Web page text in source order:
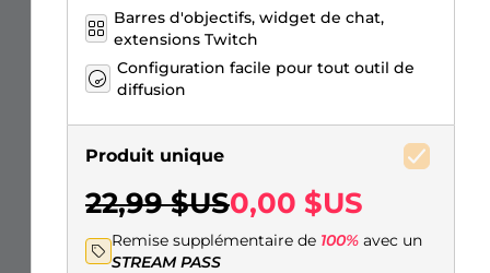
Barres d'objectifs, widget de chat,
extensions Twitch
Configuration facile pour tout outil de
diffusion
Produit unique
22,99 $US0,00 $US
Remise supplémentaire de 100% avec un
STREAM PASS